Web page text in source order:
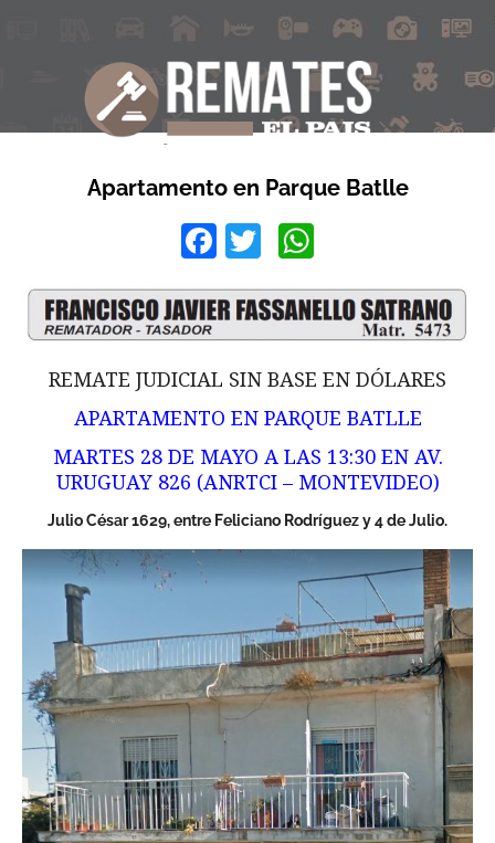
Apartamento en Parque Batlle
Facebook
Twitter
REMATE JUDICIAL SIN BASE EN DÓLARES
APARTAMENTO EN PARQUE BATLLE
MARTES 28 DE MAYO A LAS 13:30 EN AV.
URUGUAY 826 (ANRTCI – MONTEVIDEO)
Julio César 1629, entre Feliciano Rodríguez y 4 de Julio.